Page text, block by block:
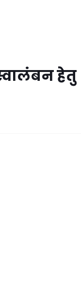
हेतु